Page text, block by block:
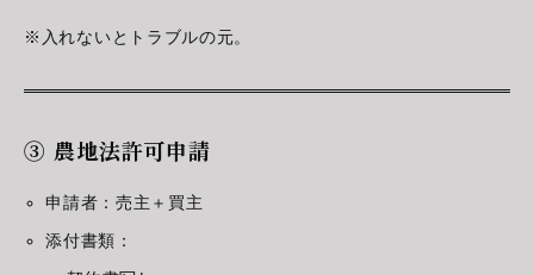
※入れないとトラブルの元。
③ 農地法許可申請
申請者：売主＋買主
添付書類：